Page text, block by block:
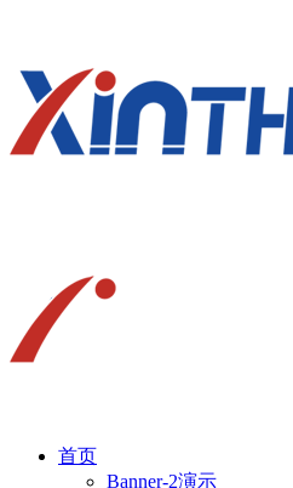
首页
Banner-2演示